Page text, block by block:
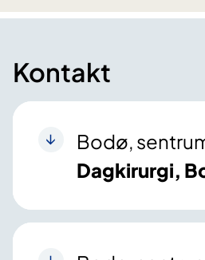
Kontakt
Bodø,
Dagkirurgi,